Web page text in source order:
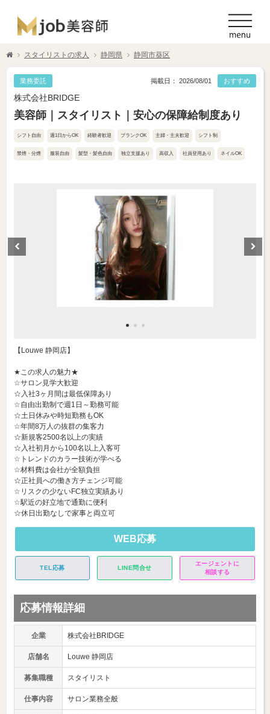
スタイリストの求人 静岡県 静岡市葵区
業務委託 おすすめ
掲載日： 2026/08/01
株式会社BRIDGE
美容師｜スタイリスト｜安心の保障給制度あり
シフト自由 週1日からOK 経験者歓迎 ブランクOK 主婦・主夫歓迎 シフト制
禁煙・分煙 服装自由 髪型・髪色自由 独立支援あり 高収入 社員登用あり ネイルOK
【Louwe 静岡店】
★この求人の魅力★
☆サロン見学大歓迎
☆入社3ヶ月間は最低保障あり
☆自由出勤制で週1日～勤務可能
☆土日休みや時短勤務もOK
☆年間8万人の抜群の集客力
☆新規客2500名以上の実績
☆入社初月から100名以上入客可
☆トレンドのカラー技術が学べる
☆材料費は会社が全額負担
☆正社員への働き方チェンジ可能
☆リスクの少ないFC独立実績あり
☆駅近の好立地で通勤に便利
☆休日出勤なしで家事と両立可
WEB応募
TEL応募 LINE問合せ
エージェントに
相談する
応募情報詳細
企業 株式会社BRIDGE
店舗名 Louwe 静岡店
募集職種 スタイリスト
仕事内容 サロン業務全般